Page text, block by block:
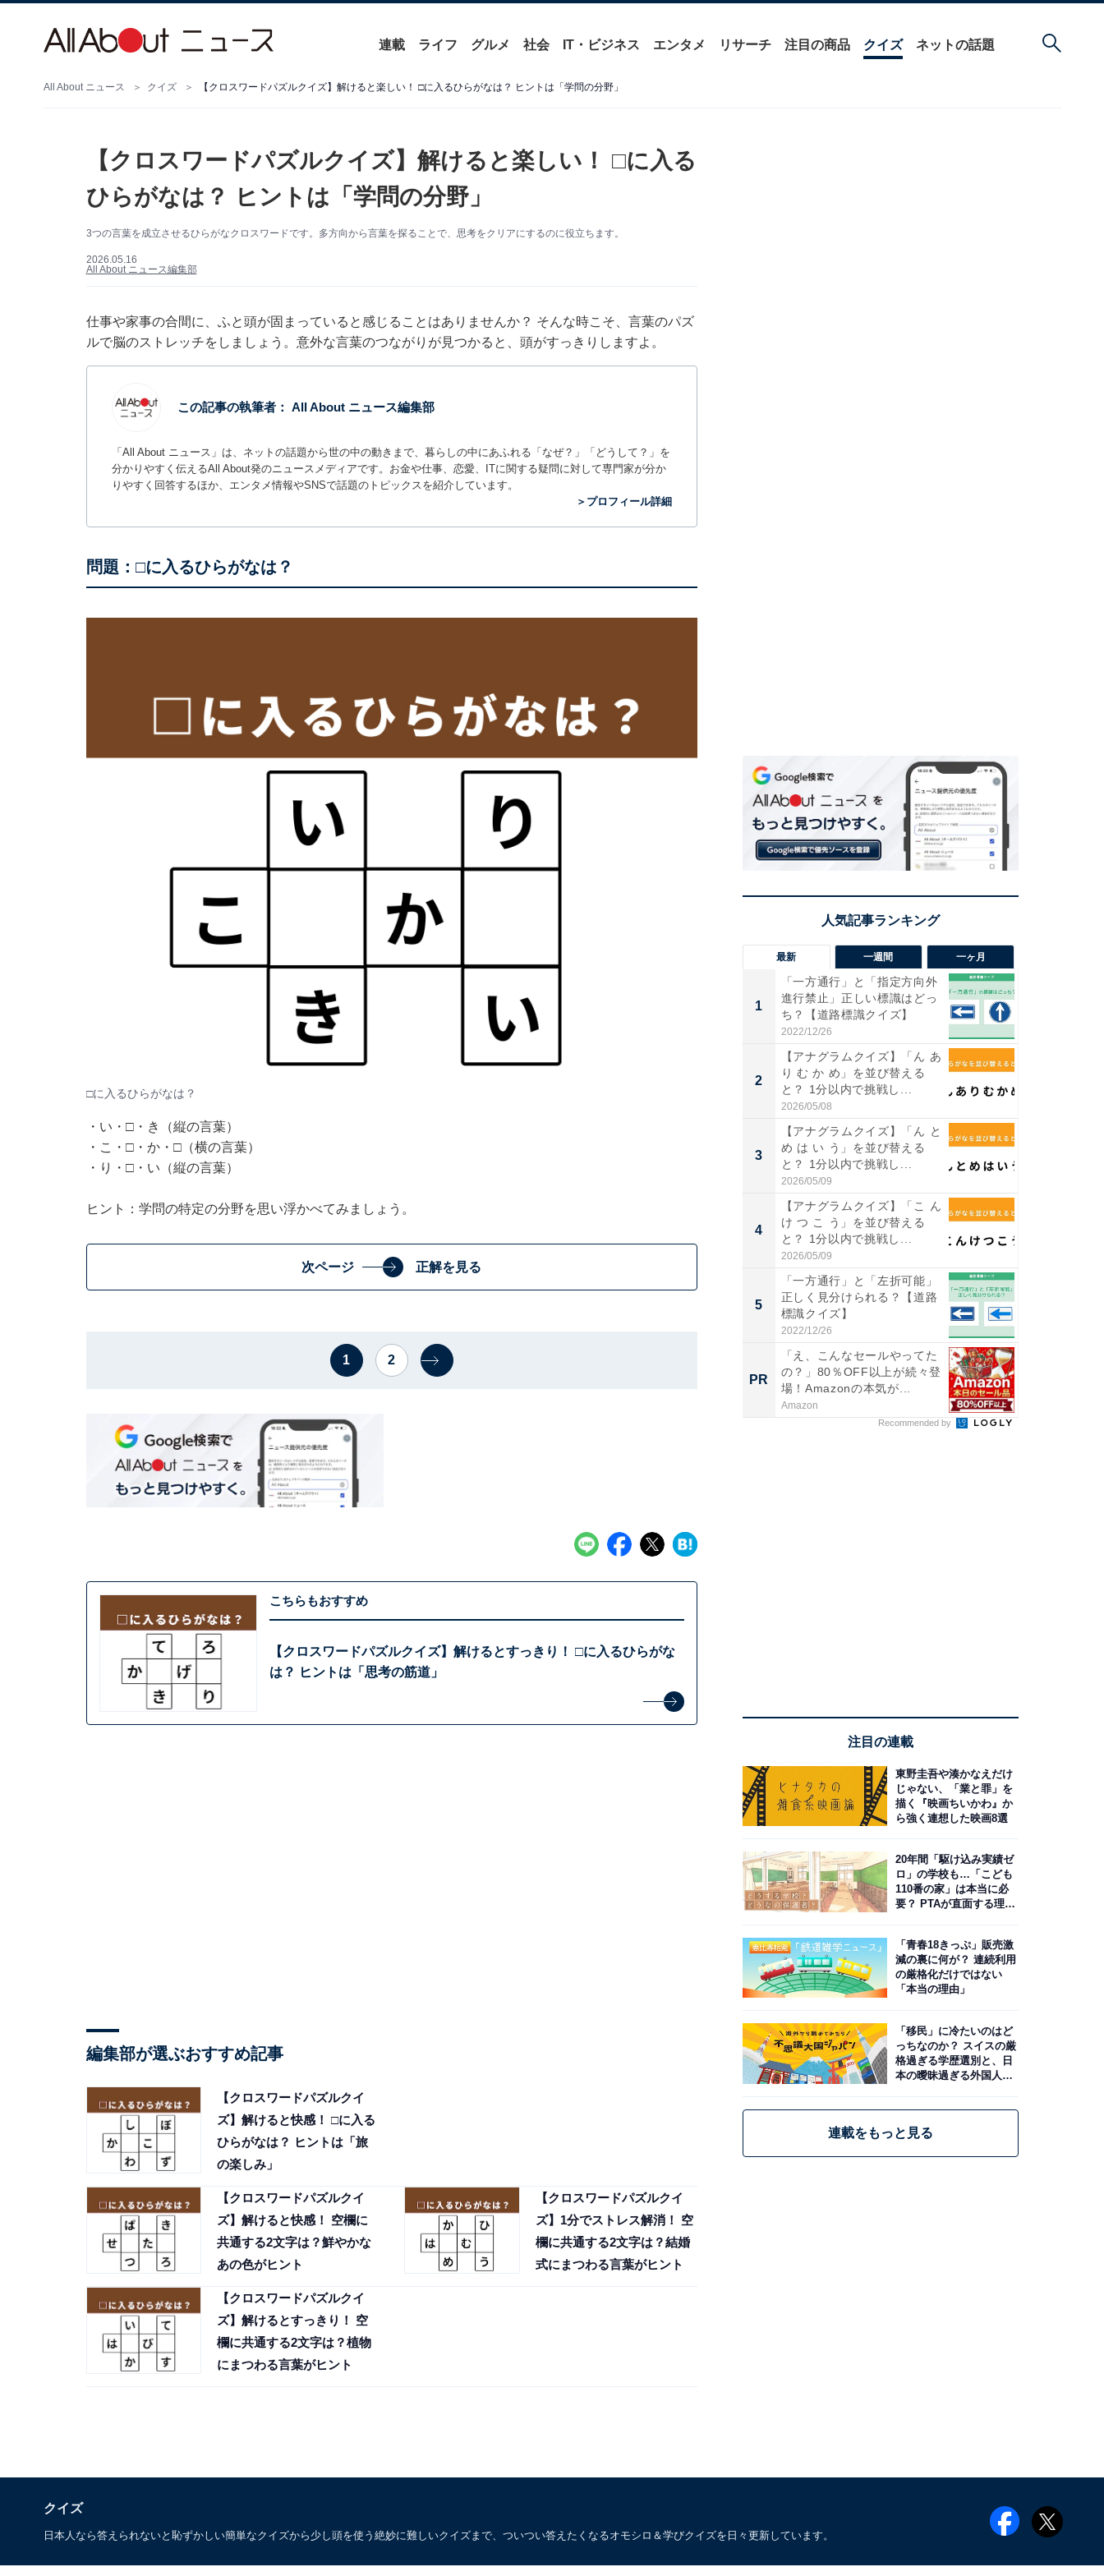
連載 ライフ グルメ 社会 IT・ビジネス エンタメ リサーチ 注目の商品 クイズ ネットの話題
All About ニュース クイズ 【クロスワードパズルクイズ】解けると楽しい！ □に入るひらがなは？ ヒントは「学問の分野」
【クロスワードパズルクイズ】解けると楽しい！ □に入る
ひらがなは？ ヒントは「学問の分野」
3つの言葉を成立させるひらがなクロスワードです。多方向から言葉を探ることで、思考をクリアにするのに役立ちます。
2026.05.16
All About ニュース編集部
仕事や家事の合間に、ふと頭が固まっていると感じることはありませんか？ そんな時こそ、言葉のパズ
ルで脳のストレッチをしましょう。意外な言葉のつながりが見つかると、頭がすっきりしますよ。
この記事の執筆者： All About ニュース編集部
「All About ニュース」は、ネットの話題から世の中の動きまで、暮らしの中にあふれる「なぜ？」「どうして？」を
分かりやすく伝えるAll About発のニュースメディアです。お金や仕事、恋愛、ITに関する疑問に対して専門家が分か
りやすく回答するほか、エンタメ情報やSNSで話題のトピックスを紹介しています。
＞プロフィール詳細
問題：□に入るひらがなは？
□に入るひらがなは？
・い・□・き（縦の言葉）
・こ・□・か・□（横の言葉）
・り・□・い（縦の言葉）
ヒント：学問の特定の分野を思い浮かべてみましょう。
次ページ 正解を見る
1 2
こちらもおすすめ
【クロスワードパズルクイズ】解けるとすっきり！ □に入るひらがな
は？ ヒントは「思考の筋道」
編集部が選ぶおすすめ記事
【クロスワードパズルクイ
ズ】解けると快感！ □に入る
ひらがなは？ ヒントは「旅
の楽しみ」
【クロスワードパズルクイ
ズ】解けると快感！ 空欄に
共通する2文字は？鮮やかな
あの色がヒント
【クロスワードパズルクイ
ズ】1分でストレス解消！ 空
欄に共通する2文字は？結婚
式にまつわる言葉がヒント
【クロスワードパズルクイ
ズ】解けるとすっきり！ 空
欄に共通する2文字は？植物
にまつわる言葉がヒント
最新 一週間 一ヶ月
1
「一方通行」と「指定方向外
進行禁止」正しい標識はどっ
ち？【道路標識クイズ】
2022/12/26
2
【アナグラムクイズ】「ん あ
り む か め」を並び替える
と？ 1分以内で挑戦し...
2026/05/08
3
【アナグラムクイズ】「ん と
め は い う」を並び替える
と？ 1分以内で挑戦し...
2026/05/09
4
【アナグラムクイズ】「こ ん
け つ こ う」を並び替える
と？ 1分以内で挑戦し...
2026/05/09
5
「一方通行」と「左折可能」
正しく見分けられる？【道路
標識クイズ】
2022/12/26
PR
「え、こんなセールやってた
の？」80％OFF以上が続々登
場！Amazonの本気が...
Amazon
Recommended by
注目の連載
東野圭吾や湊かなえだけ
じゃない、「業と罪」を
描く『映画ちいかわ』か
ら強く連想した映画8選
20年間「駆け込み実績ゼ
ロ」の学校も…「こども
110番の家」は本当に必
要？ PTAが直面する理想
「青春18きっぷ」販売激
減の裏に何が？ 連続利用
の厳格化だけではない
「本当の理由」
「移民」に冷たいのはど
っちなのか？ スイスの厳
格過ぎる学歴選別と、日
本の曖昧過ぎる外国人政
連載をもっと見る
クイズ
日本人なら答えられないと恥ずかしい簡単なクイズから少し頭を使う絶妙に難しいクイズまで、ついつい答えたくなるオモシロ＆学びクイズを日々更新しています。